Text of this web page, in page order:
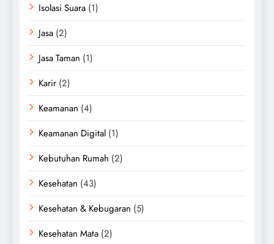
Isolasi Suara (1)
Jasa (2)
Jasa Taman (1)
Karir (2)
Keamanan (4)
Keamanan Digital (1)
Kebutuhan Rumah (2)
Kesehatan (43)
Kesehatan & Kebugaran (5)
Kesehatan Mata (2)